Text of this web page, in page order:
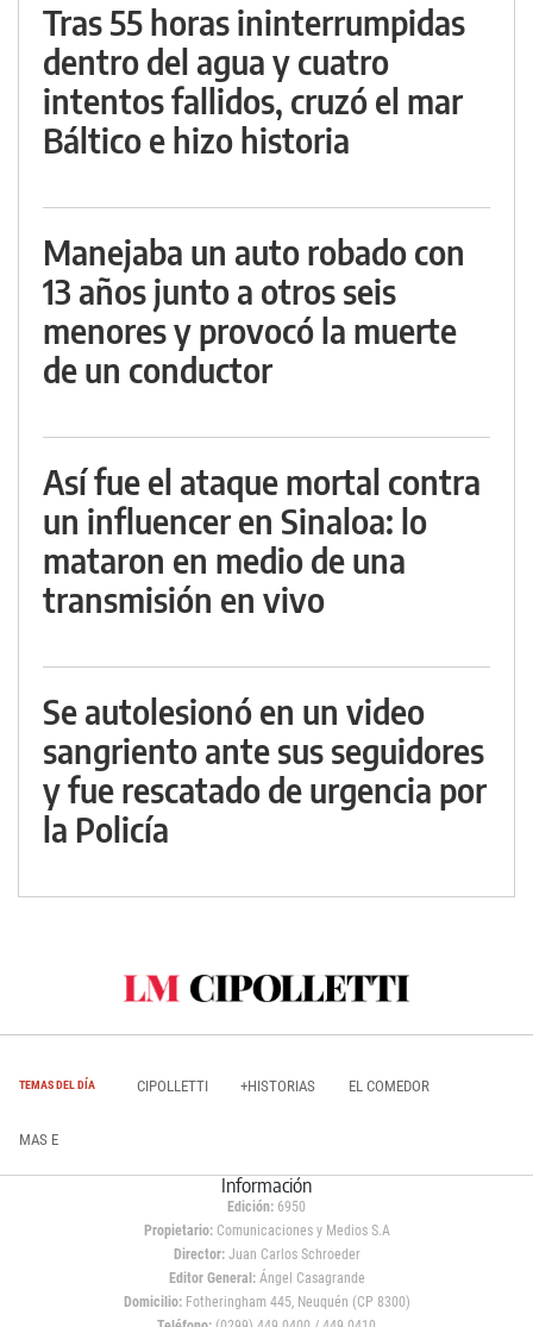
Tras 55 horas ininterrumpidas
dentro del agua y cuatro
intentos fallidos, cruzó el mar
Báltico e hizo historia
Manejaba un auto robado con
13 años junto a otros seis
menores y provocó la muerte
de un conductor
Así fue el ataque mortal contra
un influencer en Sinaloa: lo
mataron en medio de una
transmisión en vivo
Se autolesionó en un video
sangriento ante sus seguidores
y fue rescatado de urgencia por
la Policía
TEMAS DEL DÍA CIPOLLETTI +HISTORIAS EL COMEDOR
MAS E
Información
Edición: 6950
Propietario:Comunicaciones y Medios S.A
Director: Juan Carlos Schroeder
Editor General:Ángel Casagrande
Domicilio:Fotheringham 445, Neuquén (CP 8300)